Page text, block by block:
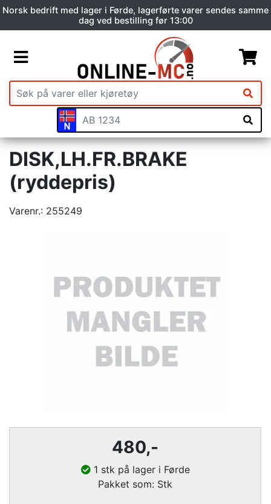
Norsk bedrift med lager i Førde, lagerførte varer sendes samme
dag ved bestilling før 13:00
DISK,LH.FR.BRAKE
(ryddepris)
Varenr.: 255249
480,-
1 stk på lager i Førde
Pakket som: Stk